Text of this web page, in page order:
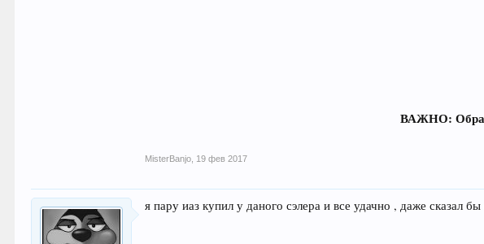
ВАЖНО:
MisterBanjo 19 фев 2017
я пару иаз купил у даного сэлера и все удачно , даже сказал бы